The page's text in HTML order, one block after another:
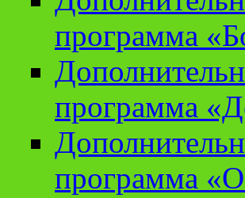
программа
программа
программа